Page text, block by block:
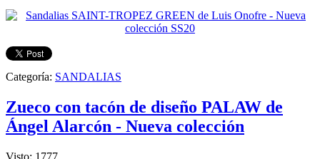
Categoría: SANDALIAS
Zueco con tacón de diseño PALAW de
Ángel Alarcón - Nueva colección
Visto: 1777